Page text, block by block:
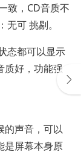
致，CD音质不
可 挑剔。
态都可以显示
质好，功能强
的声音，可以
是屏幕本身原